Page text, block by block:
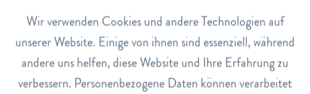
(Augentrost), Natriumchlorid, Borsäure,
Dinatriumtetraborat-Decahydrat, Wasser, ohne
Konservierungsmittel
Funktionale Aktiv
Marketing Inaktiv
Wir verwenden Cookies und andere Technologien auf
unserer Website. Einige von ihnen sind essenziell, während
andere uns helfen, diese Website und Ihre Erfahrung zu
verbessern. Personenbezogene Daten können verarbeitet